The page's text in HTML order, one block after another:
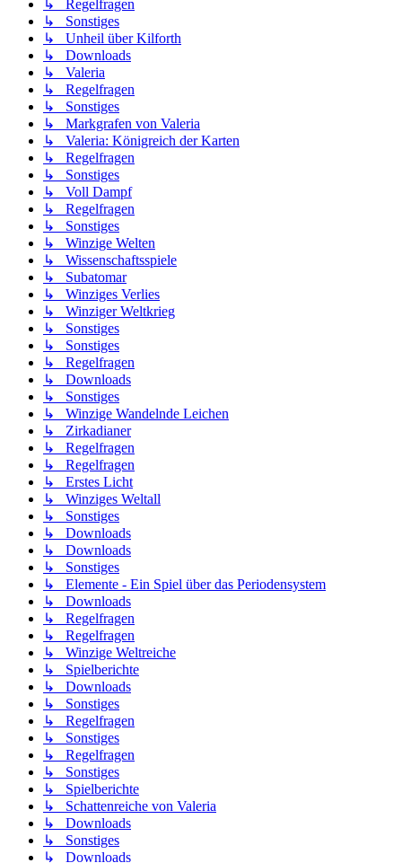
↳ Regelfragen
↳ Sonstiges
↳ Unheil über Kilforth
↳ Downloads
↳ Valeria
↳ Regelfragen
↳ Sonstiges
↳ Markgrafen von Valeria
↳ Valeria: Königreich der Karten
↳ Regelfragen
↳ Sonstiges
↳ Voll Dampf
↳ Regelfragen
↳ Sonstiges
↳ Winzige Welten
↳ Wissenschaftsspiele
↳ Subatomar
↳ Winziges Verlies
↳ Winziger Weltkrieg
↳ Sonstiges
↳ Sonstiges
↳ Regelfragen
↳ Downloads
↳ Sonstiges
↳ Winzige Wandelnde Leichen
↳ Zirkadianer
↳ Regelfragen
↳ Regelfragen
↳ Erstes Licht
↳ Winziges Weltall
↳ Sonstiges
↳ Downloads
↳ Downloads
↳ Sonstiges
↳ Elemente - Ein Spiel über das Periodensystem
↳ Downloads
↳ Regelfragen
↳ Regelfragen
↳ Winzige Weltreiche
↳ Spielberichte
↳ Downloads
↳ Sonstiges
↳ Regelfragen
↳ Sonstiges
↳ Regelfragen
↳ Sonstiges
↳ Spielberichte
↳ Schattenreiche von Valeria
↳ Downloads
↳ Sonstiges
↳ Downloads